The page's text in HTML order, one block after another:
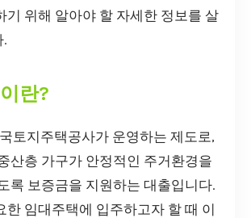
기 위해 알아야 할 자세한 정보를 살
.
란?
토지주택공사가 운영하는 제도로,
산층 가구가 안정적인 주거환경을
록 보증금을 지원하는 대출입니다.
한 임대주택에 입주하고자 할 때 이